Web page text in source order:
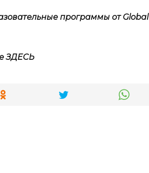
программы от Global
ЗДЕСЬ